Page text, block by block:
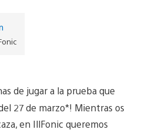
de jugar a la prueba que
27 de marzo*! Mientras os
en IllFonic queremos